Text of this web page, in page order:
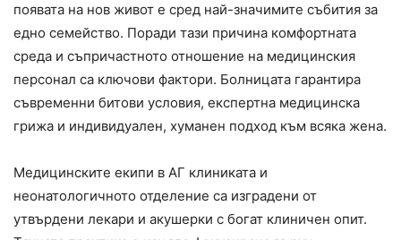
появата на нов живот е сред най-значимите събития за
едно семейство. Поради тази причина комфортната
среда и съпричастното отношение на медицинския
персонал са ключови фактори. Болницата гарантира
съвременни битови условия, експертна медицинска
грижа и индивидуален, хуманен подход към всяка жена.
Медицинските екипи в АГ клиниката и
неонатологичното отделение са изградени от
утвърдени лекари и акушерки с богат клиничен опит.